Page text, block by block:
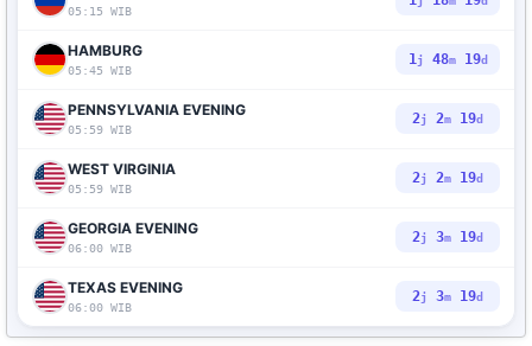
05:15 WIB
HAMBURG
05:45 WIB
1j 48m18d
PENNSYLVANIA EVENING
05:59 WIB
2j 2m 18d
WEST VIRGINIA
05:59 WIB
2j 2m 18d
GEORGIA EVENING
06:00 WIB
2j 3m 18d
TEXAS EVENING
06:00 WIB
2j 3m 18d